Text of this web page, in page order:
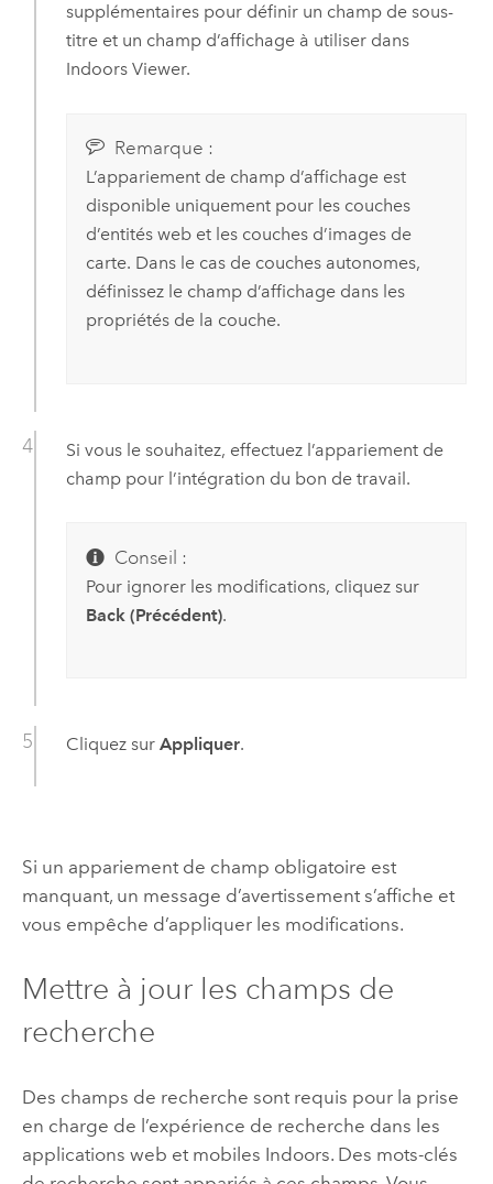
supplémentaires pour définir un champ de sous-
titre et un champ d’affichage à utiliser dans
Indoors Viewer.
Remarque :
L’appariement de champ d’affichage est
disponible uniquement pour les couches
d’entités web et les couches d’images de
carte. Dans le cas de couches autonomes,
définissez le champ d’affichage dans les
propriétés de la couche.
Si vous le souhaitez, effectuez l’appariement de
champ pour l’intégration du bon de travail.
Conseil :
Pour ignorer les modifications, cliquez sur
Back (Précédent).
Cliquez sur Appliquer.
Si un appariement de champ obligatoire est
manquant, un message d’avertissement s’affiche et
vous empêche d’appliquer les modifications.
Mettre à jour les champs de
recherche
Des champs de recherche sont requis pour la prise
en charge de l’expérience de recherche dans les
applications web et mobiles Indoors. Des mots-clés